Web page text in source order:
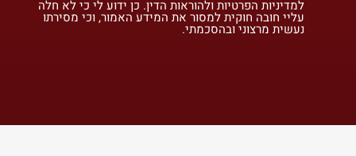
למדיניות הפרטיות ולהוראות הדין. כן ידוע לי כי לא חלה
עליי חובה חוקית למסור את המידע האמור, וכי מסירתו
נעשית מרצוני ובהסכמתי.